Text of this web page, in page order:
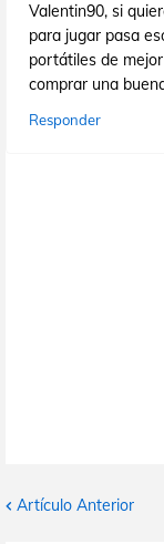
Valentin90, si
para jugar pasa
portátiles de
comprar una
Responder
Artículo Anterior